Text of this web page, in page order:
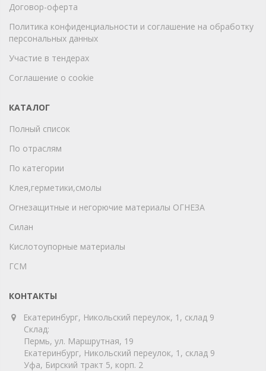
Договор-оферта
Политика конфиденциальности и соглашение на обработку
персональных данных
Участие в тендерах
Соглашение о cookie
КАТАЛОГ
Полный список
По отраслям
По категории
Клея,герметики,смолы
Огнезащитные и негорючие материалы ОГНЕЗА
Силан
Кислотоупорные материалы
ГСМ
КОНТАКТЫ
Екатеринбург, Никольский переулок, 1, склад 9
Склад:
Пермь, ул. Маршрутная, 19
Екатеринбург, Никольский переулок, 1, склад 9
Уфа, Бирский тракт 5, корп. 2